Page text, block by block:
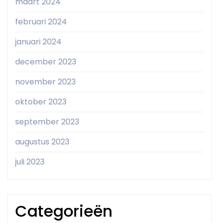
februari 2024
januari 2024
december 2023
november 2023
oktober 2023
september 2023
augustus 2023
juli 2023
Categorieën